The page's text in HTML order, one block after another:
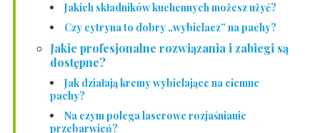
Jakich składników kuchennych możesz użyć?
Czy cytryna to dobry „wybielacz” na pachy?
Jakie profesjonalne rozwiązania i zabiegi są
dostępne?
Jak działają kremy wybielające na ciemne
pachy?
Na czym polega laserowe rozjaśnianie
przebarwień?